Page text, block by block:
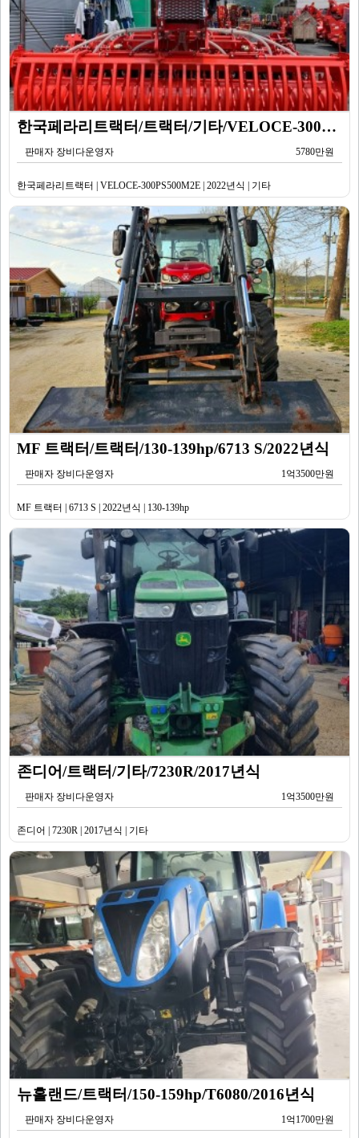
한국페라리트랙터/트랙터/기타/VELOCE-300PS500M2E/2022년식
판매자 장비다운영자 5780만원
한국페라리트랙터 | VELOCE-300PS500M2E | 2022년식 | 기타
MF 트랙터/트랙터/130-139hp/6713 S/2022년식
판매자 장비다운영자 1억3500만원
MF 트랙터 | 6713 S | 2022년식 | 130-139hp
존디어/트랙터/기타/7230R/2017년식
판매자 장비다운영자 1억3500만원
존디어 | 7230R | 2017년식 | 기타
뉴홀랜드/트랙터/150-159hp/T6080/2016년식
판매자 장비다운영자 1억1700만원